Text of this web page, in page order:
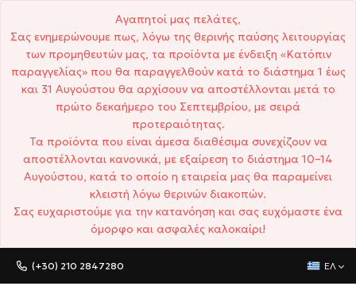
Αγαπητοί μας πελάτες,
Σας ενημερώνουμε πως, λόγω της θερινής παύσης λειτουργίας
των προμηθευτών μας, τα προϊόντα με ένδειξη «Κατόπιν
παραγγελίας» που θα παραγγελθούν κατά το διάστημα 1 έως
και 31 Αυγούστου θα αρχίσουν να αποστέλλονται μετά το
πρώτο δεκαήμερο του Σεπτεμβρίου, με σειρά
προτεραιότητας.
Τα προϊόντα που είναι άμεσα διαθέσιμα συνεχίζουν να
αποστέλλονται κανονικά, με εξαίρεση το διάστημα 10–14
Αυγούστου, κατά το οποίο η εταιρεία μας θα παραμείνει
κλειστή λόγω θερινών διακοπών.
Σας ευχαριστούμε για την κατανόηση και σας ευχόμαστε ένα
όμορφο και ασφαλές καλοκαίρι!
(+30) 210 2847280 ΕΛ